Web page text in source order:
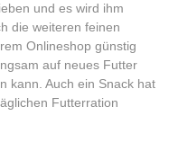
und es wird ihm
die weiteren feinen
Onlineshop günstig
auf neues Futter
kann. Auch ein Snack hat
Futterration